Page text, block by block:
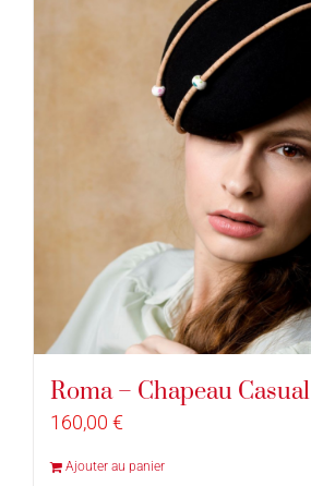
Roma – Chapeau Casual
160,00 €
Ajouter au panier